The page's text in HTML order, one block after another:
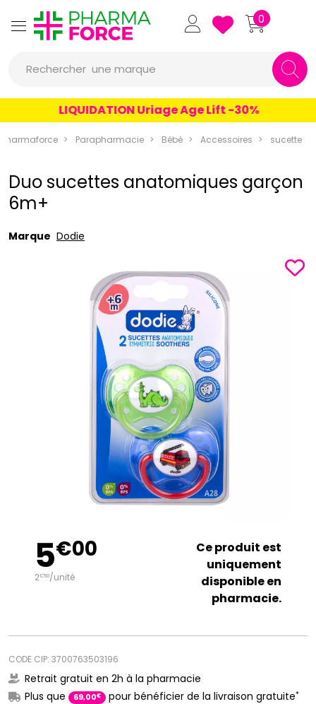
Pharmaforce Grande
0
Rechercher une marque
un conseil
un produit
LIQUIDATION Uriage Age Lift -30%
Pharmaforce Parapharmacie Bébé Accessoires sucette
Duo sucettes anatomiques garçon
6m+
Marque Dodie
5€00
2€50/unité
Ce produit est
uniquement
disponible en
pharmacie.
CODE CIP: 3700763503196
Retrait gratuit en 2h à la pharmacie
Plus que
69,00€ pour bénéficier de la livraison gratuite*